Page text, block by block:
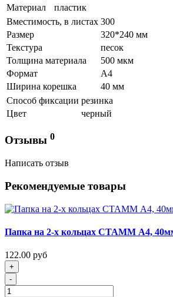
Материал
пластик
Вместимость, в листах 300
Размер
320*240 мм
Текстура
песок
Толщина материала
500 мкм
Формат
А4
Ширина корешка
40 мм
Способ фиксации резинка
Цвет
черный
Отзывы 0
Написать отзыв
Рекомендуемые товары
Папка на 2-х кольцах СТАММ А4,
122.00 руб
+
-